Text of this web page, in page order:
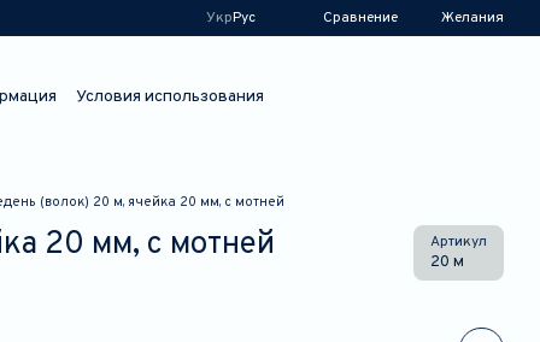
УкрРус Сравнение Желания
Условия использования
(волок) 20 м, ячейка 20 мм, с мотней
20 мм, с мотней
Артикул
20 м